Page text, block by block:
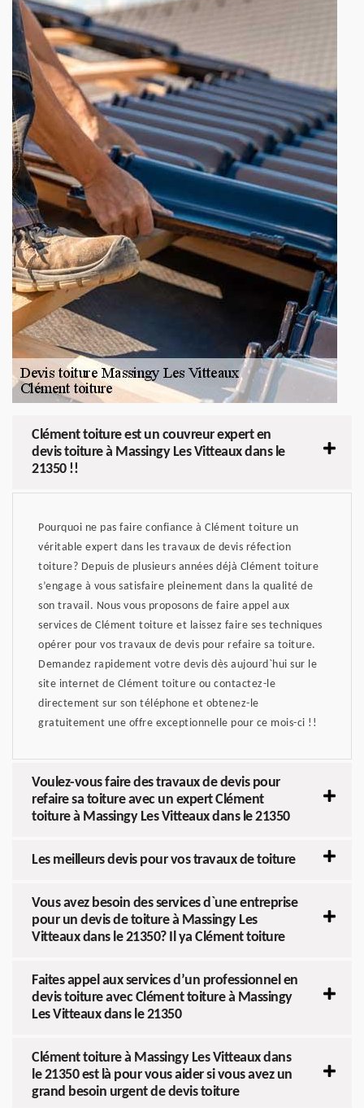
Clément toiture est un couvreur expert en
devis toiture à Massingy Les Vitteaux dans le
21350 !!
Pourquoi ne pas faire confiance à Clément toiture un
véritable expert dans les travaux de devis réfection
toiture? Depuis de plusieurs années déjà Clément toiture
s’engage à vous satisfaire pleinement dans la qualité de
son travail. Nous vous proposons de faire appel aux
services de Clément toiture et laissez faire ses techniques
opérer pour vos travaux de devis pour refaire sa toiture.
Demandez rapidement votre devis dès aujourd`hui sur le
site internet de Clément toiture ou contactez-le
directement sur son téléphone et obtenez-le
gratuitement une offre exceptionnelle pour ce mois-ci !!
Voulez-vous faire des travaux de devis pour
refaire sa toiture avec un expert Clément
toiture à Massingy Les Vitteaux dans le 21350
Les meilleurs devis pour vos travaux de toiture
Vous avez besoin des services d`une entreprise
pour un devis de toiture à Massingy Les
Vitteaux dans le 21350? Il ya Clément toiture
Faites appel aux services d’un professionnel en
devis toiture avec Clément toiture à Massingy
Les Vitteaux dans le 21350
Clément toiture à Massingy Les Vitteaux dans
le 21350 est là pour vous aider si vous avez un
grand besoin urgent de devis toiture